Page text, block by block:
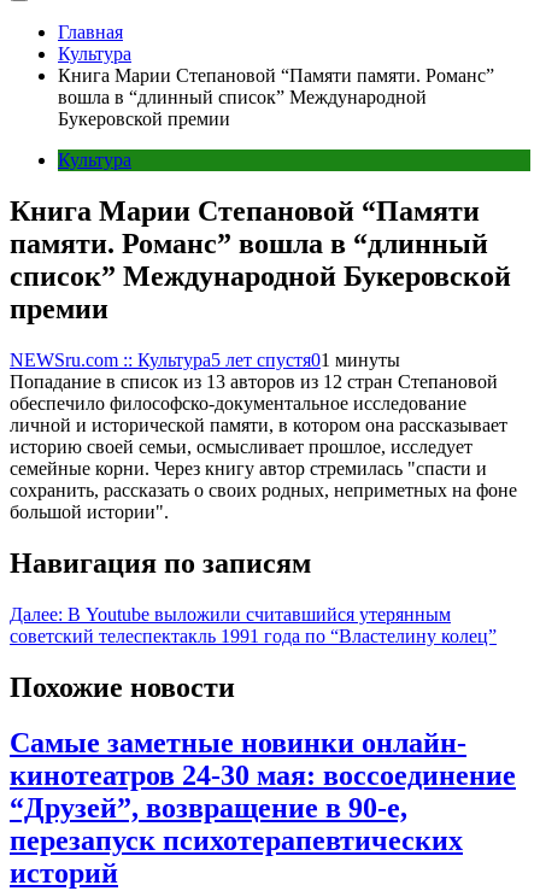
Главная
Культура
Книга Марии Степановой “Памяти памяти. Романс”
вошла в “длинный список” Международной
Букеровской премии
Культура
Книга Марии Степановой “Памяти
памяти. Романс” вошла в “длинный
список” Международной Букеровской
премии
NEWSru.com :: Культура5 лет спустя01 минуты
Попадание в список из 13 авторов из 12 стран Степановой
обеспечило философско-документальное исследование
личной и исторической памяти, в котором она рассказывает
историю своей семьи, осмысливает прошлое, исследует
семейные корни. Через книгу автор стремилась "спасти и
сохранить, рассказать о своих родных, неприметных на фоне
большой истории".
Навигация по записям
Далее: В Youtube выложили считавшийся утерянным
советский телеспектакль 1991 года по “Властелину колец”
Похожие новости
Самые заметные новинки онлайн-
кинотеатров 24-30 мая: воссоединение
“Друзей”, возвращение в 90-е,
перезапуск психотерапевтических
историй